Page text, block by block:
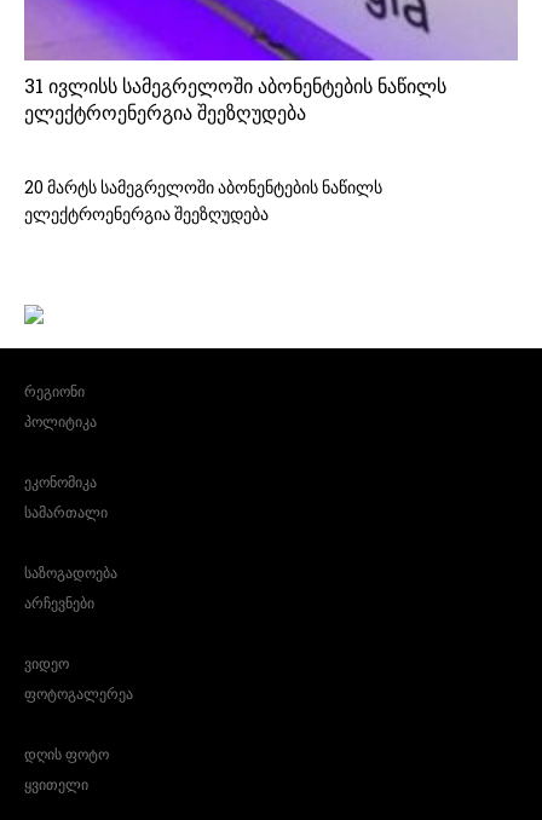
31 ივლისს სამეგრელოში აბონენტების ნაწილს
ელექტროენერგია შეეზღუდება
20 მარტს სამეგრელოში აბონენტების ნაწილს
ელექტროენერგია შეეზღუდება
რეგიონი
პოლიტიკა
ეკონომიკა
სამართალი
საზოგადოება
არჩევნები
ვიდეო
ფოტოგალერეა
დღის ფოტო
ყვითელი